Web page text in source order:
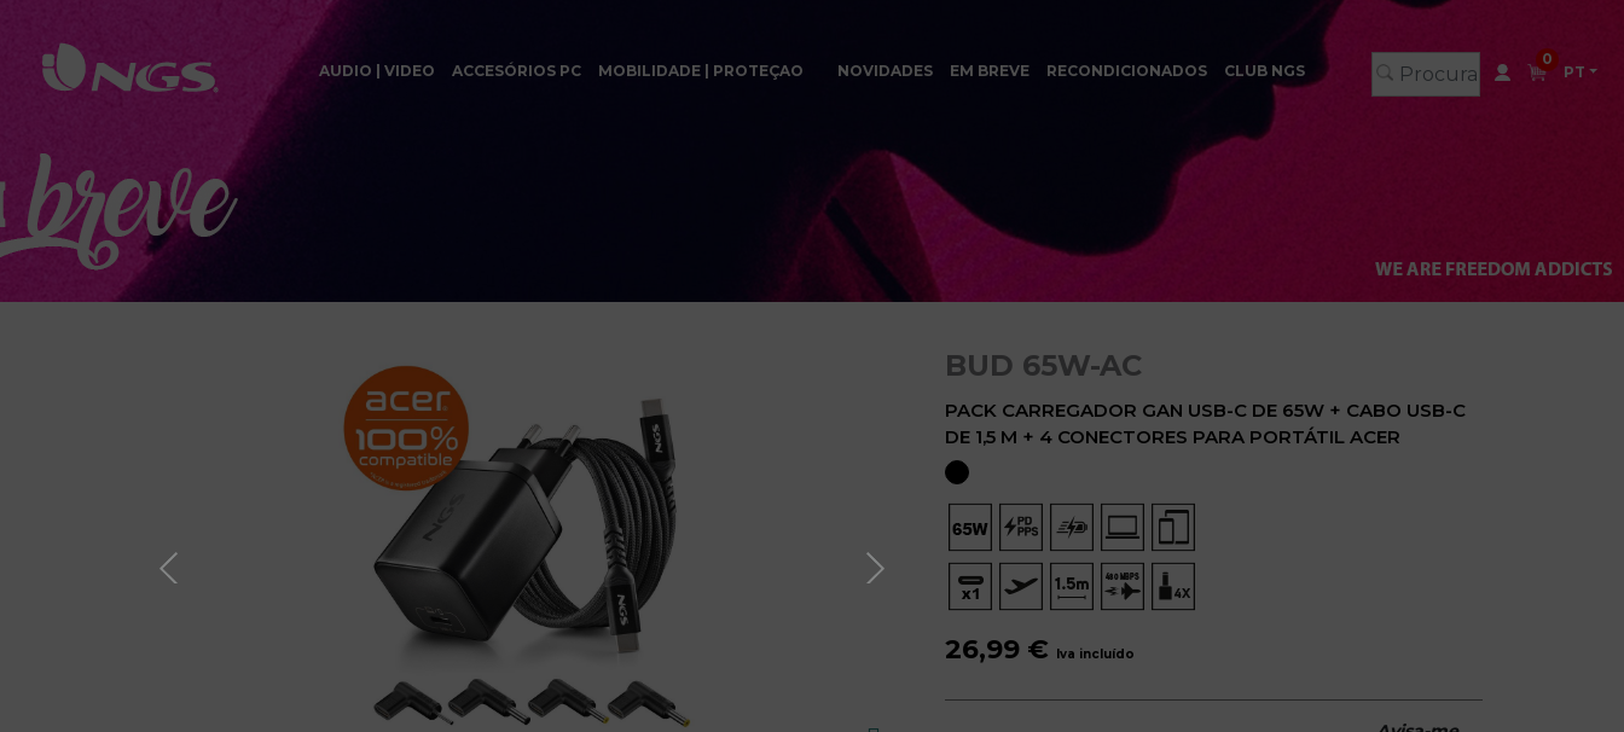
AUDIO | VIDEO ACCESÓRIOS PC MOBILIDADE | PROTEÇAO NOVIDADES EM BREVE RECONDICIONADOS CLUB NGS
0
PT
BUD 65W-AC
PACK CARREGADOR GAN USB-C DE 65W + CABO USB-C
DE 1,5 M + 4 CONECTORES PARA PORTÁTIL ACER
26,99 € Iva incluído